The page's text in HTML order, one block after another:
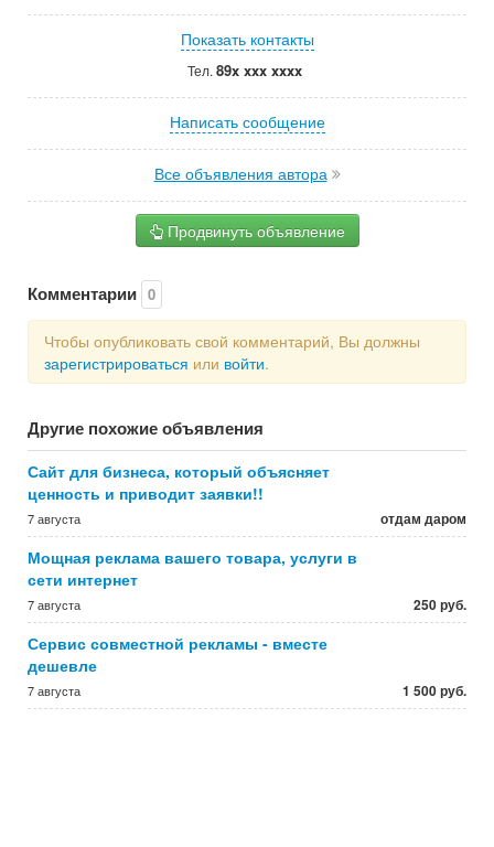
Показать контакты
Тел. 89x xxx xxxx
Написать сообщение
Все объявления автора
Продвинуть объявление
Комментарии 0
Чтобы опубликовать свой комментарий, Вы должны
зарегистрироваться или войти.
Другие похожие объявления
Сайт для бизнеса, который объясняет
ценность и приводит заявки!!
7 августа отдам даром
Мощная реклама вашего товара, услуги в
сети интернет
7 августа 250 руб.
Сервис совместной рекламы - вместе
дешевле
7 августа 1 500 руб.